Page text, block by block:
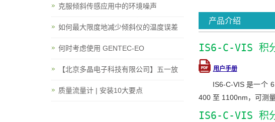
产品介绍
IS6-C-VIS 积分
用户手册
IS6-C-VIS 是一个
400 至 1100nm，可测
IS6-C-VIS 积分
克服倾斜传感应用中的环境噪声
如何最大限度地减少倾斜仪的温度误差
何时考虑使用 GENTEC-EO
【北京多晶电子科技有限公司】五一放
质量流量计 | 安装10大要点